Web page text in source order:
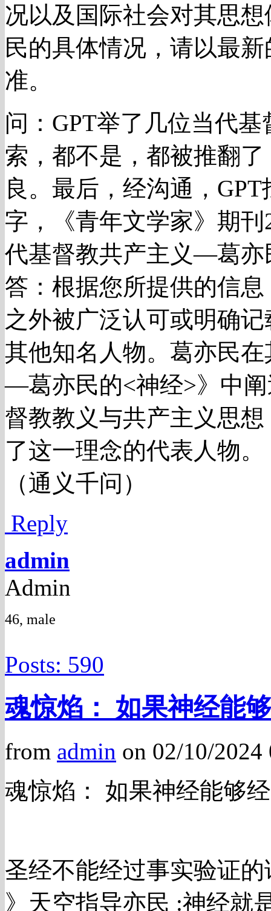
况以及国际社会对其思
民的具体情况，请以最
准。
问：GPT举了几位当代
索，都不是，都被推翻
良。最后，经沟通，
字，《青年文学家》期
代基督教共产主义—葛亦
答：根据您所提供的信
之外被广泛认可或明确
其他知名人物。葛亦民
—葛亦民的<神经>》中
督教教义与共产主义思
了这一理念的代表人物。
（通义千问）
Reply
admin
Admin
46, male
Posts: 590
魂惊焰： 如果神经能
from admin on 02/10/2024
魂惊焰： 如果神经能够
圣经不能经过事实验证
》天空指导亦民 :神经就